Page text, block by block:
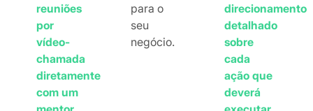
reuniões
por
vídeo-
chamada
diretamente
com um
para o
seu
negócio.
direcionamento
detalhado
sobre
cada
ação que
deverá